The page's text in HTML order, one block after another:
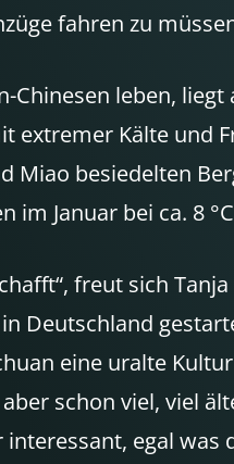
fahren zu
Chinesen leben,
Kälte und
Miao besiedelten
Januar bei ca. 8
freut sich
Deutschland
eine uralte
schon viel, viel
egal